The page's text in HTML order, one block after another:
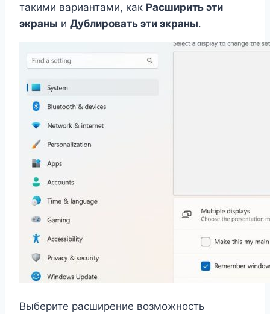
такими вариантами, как Расширить эти
экраны и Дублировать эти экраны.
Выберите расширение возможность